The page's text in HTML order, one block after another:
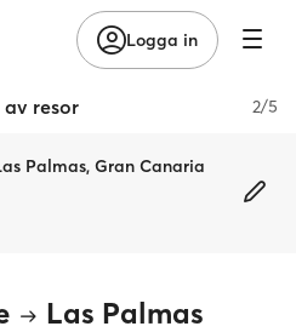
Logga in
av resor 2/5
Palmas, Gran Canaria
Las Palmas